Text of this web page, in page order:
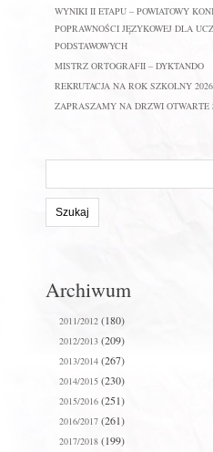
WYNIKI II ETAPU – POWIATOWY
POPRAWNOŚCI JĘZYKOWEJ DLA
PODSTAWOWYCH
MISTRZ ORTOGRAFII – DYKTANDO
REKRUTACJA NA ROK SZKOLNY
ZAPRASZAMY NA DRZWI OTWARTE
stronie:
Archiwum
2011/2012(180)
2012/2013(209)
2013/2014(267)
2014/2015(230)
2015/2016(251)
2016/2017(261)
2017/2018(199)